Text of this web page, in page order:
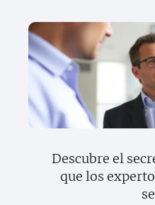
Descubre el
que los